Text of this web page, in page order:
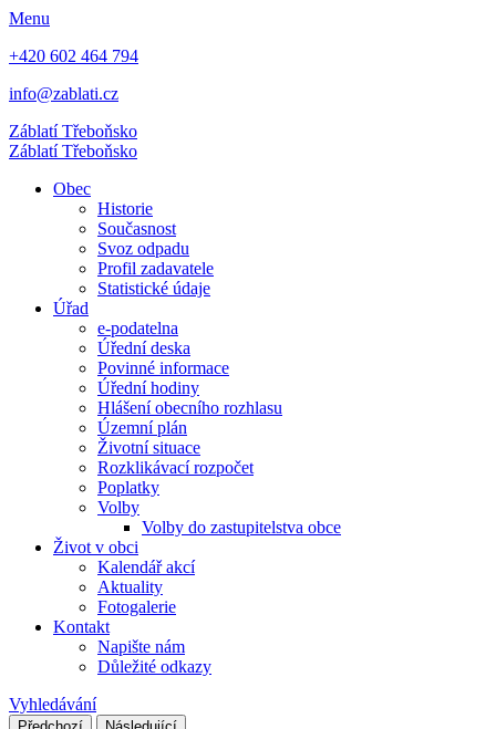
Menu
+420 602 464 794
info@zablati.cz
ZáblatíTřeboňsko
ZáblatíTřeboňsko
Obec
Historie
Současnost
Svoz odpadu
Profil zadavatele
Statistické údaje
Úřad
e-podatelna
Úřední deska
Povinné informace
Úřední hodiny
Hlášení obecního rozhlasu
Územní plán
Životní situace
Rozklikávací rozpočet
Poplatky
Volby
Volby do zastupitelstva obce
Život v obci
Kalendář akcí
Aktuality
Fotogalerie
Kontakt
Napište nám
Důležité odkazy
Vyhledávání